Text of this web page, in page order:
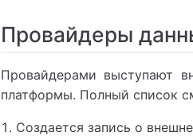
Провайдеры
Провайдерами выступают
платформы. Полный список
Создается запись о